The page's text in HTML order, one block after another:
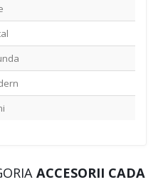
ACCESORII CADA